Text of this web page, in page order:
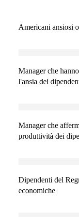
Americani ansiosi
Manager che
l'ansia dei
Manager che
produttività dei
Dipendenti del
economiche